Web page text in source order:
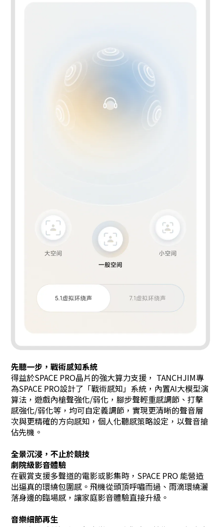
先聽一步，戰術感知系統
得益於SPACE PRO晶片的強大算力支援， TANCHJIM專
為SPACE PRO設計了「戰術感知」系統，內置AI大模型演
算法，遊戲內槍聲強化/弱化，腳步聲輕重感調節、打擊
感強化/弱化等，均可自定義調節，實現更清晰的聲音層
次與更精確的方向感知，個人化聽感策略設定，以聲音搶
佔先機。
全景沉浸，不止於競技
劇院級影音體驗
在觀賞支援多聲道的電影或影集時，SPACE PRO 能營造
出逼真的環繞包圍感。飛機從頭頂呼嘯而過、雨滴環繞灑
落身邊的臨場感，讓家庭影音體驗直接升級。
音樂細節再生